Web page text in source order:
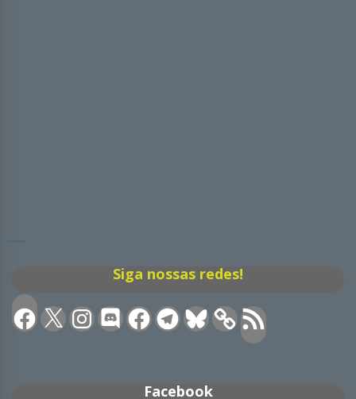
Siga nossas redes!
Facebook
X Instagram
DiscordFacebookTelegramBluesky Feed
RSS
Facebook